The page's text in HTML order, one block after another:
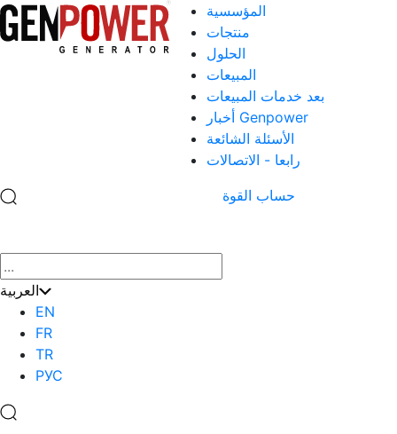
المؤسسية
منتجات
الحلول
المبيعات
بعد خدمات المبيعات
أخبار Genpower
الأسئلة الشائعة
رابعا - الاتصالات
العربية
EN
FR
TR
РУС
حساب القوة